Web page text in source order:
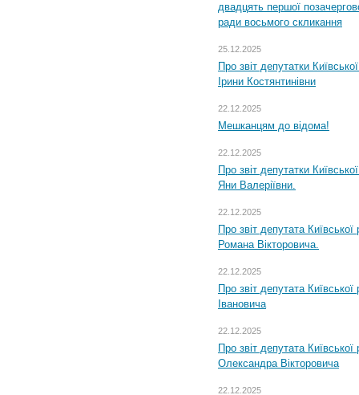
двадцять першої
ради восьмого скликання
25.12.2025
Про звіт депутатки
Ірини Костянтинівни
22.12.2025
Мешканцям до відома!
22.12.2025
Про звіт депутатки
Яни Валеріївни.
22.12.2025
Про звіт депутата
Романа Вікторовича.
22.12.2025
Про звіт депутата
Івановича
22.12.2025
Про звіт депутата
Олександра Вікторовича
22.12.2025